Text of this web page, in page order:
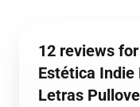
12 reviews
Estética
Letras